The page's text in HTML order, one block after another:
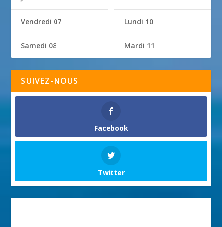
Vendredi 07
Samedi 08
Lundi 10
Mardi 11
SUIVEZ-NOUS
Facebook
Twitter